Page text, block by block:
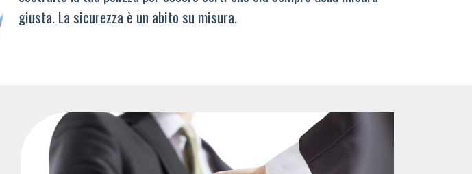
giusta. La sicurezza è un abito su misura.